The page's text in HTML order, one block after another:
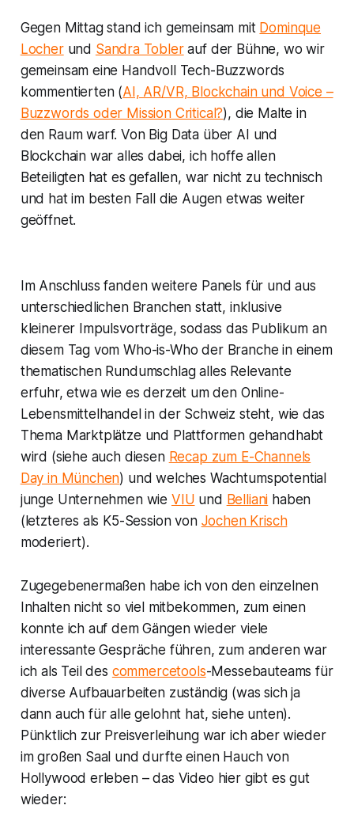
Gegen Mittag stand ich gemeinsam mit Dominque
Locherund Sandra Toblerauf der Bühne, wo wir
gemeinsam eine Handvoll Tech-Buzzwords
kommentierten (AI, AR/VR, Blockchain und Voice –
Buzzwords oder Mission Critical?), die Malte in
den Raum warf. Von Big Data über AI und
Blockchain war alles dabei, ich hoffe allen
Beteiligten hat es gefallen, war nicht zu technisch
und hat im besten Fall die Augen etwas weiter
geöffnet.
Im Anschluss fanden weitere Panels für und aus
unterschiedlichen Branchen statt, inklusive
kleinerer Impulsvorträge, sodass das Publikum an
diesem Tag vom Who-is-Who der Branche in einem
thematischen Rundumschlag alles Relevante
erfuhr, etwa wie es derzeit um den Online-
Lebensmittelhandel in der Schweiz steht, wie das
Thema Marktplätze und Plattformen gehandhabt
wird (siehe auch diesen Recap zum E-Channels
Day in München) und welches Wachtumspotential
junge Unternehmen wie VIU und Belliani haben
(letzteres als K5-Session von Jochen Krisch
moderiert).
Zugegebenermaßen habe ich von den einzelnen
Inhalten nicht so viel mitbekommen, zum einen
konnte ich auf dem Gängen wieder viele
interessante Gespräche führen, zum anderen war
ich als Teil des commercetools-Messebauteams für
diverse Aufbauarbeiten zuständig (was sich ja
dann auch für alle gelohnt hat, siehe unten).
Pünktlich zur Preisverleihung war ich aber wieder
im großen Saal und durfte einen Hauch von
Hollywood erleben – das Video hier gibt es gut
wieder: